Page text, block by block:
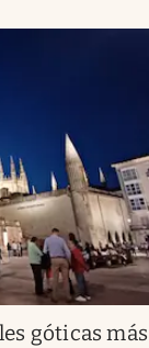
góticas más